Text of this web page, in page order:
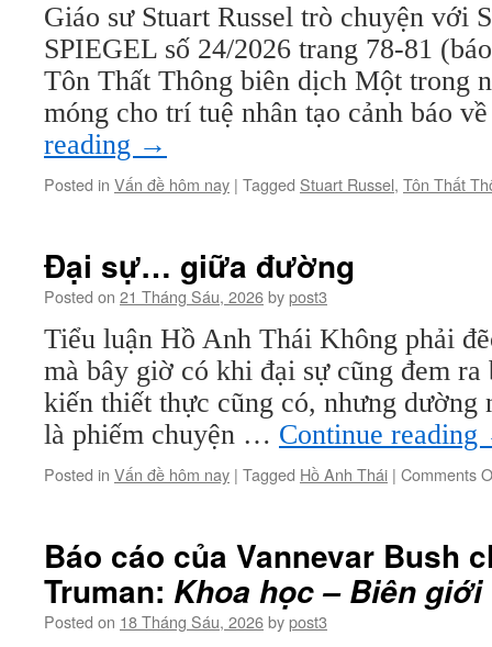
Giáo sư Stuart Russel trò chuyện với
SPIEGEL số 24/2026 trang 78-81
Tôn Thất Thông biên dịch Một trong
móng cho trí tuệ nhân tạo cảnh báo
reading →
Posted in Vấn đề hôm nay | Tagged Stuart Russel, Tôn Thất
Đại sự… giữa đường
Posted on 21 Tháng Sáu, 2026bypost3
Tiểu luận Hồ Anh Thái Không phải
mà bây giờ có khi đại sự cũng đem
kiến thiết thực cũng có, nhưng dường
là phiếm chuyện … Continue reading
Posted in Vấn đề hôm nay | Tagged Hồ Anh Thái | Comments
Báo cáo của Vannevar Bush
Truman: Khoa học – Biên giới
Posted on 18 Tháng Sáu, 2026bypost3